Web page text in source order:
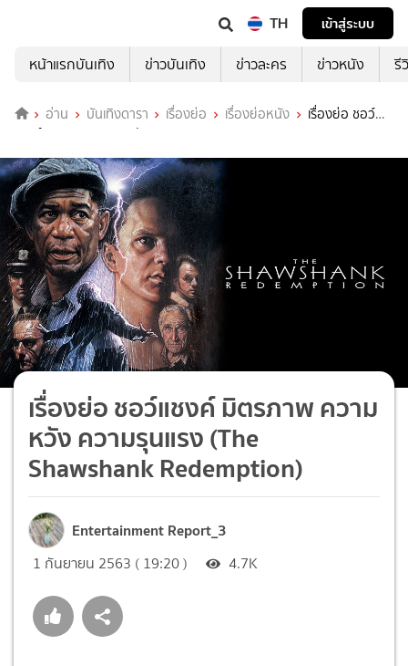
TH
เข้าสู่ระบบ
หน้าแรกบันเทิง
ข่าวบันเทิง ข่าวละคร ข่าวหนัง รี
อ่าน บันเทิงดารา เรื่องย่อ เรื่องย่อหนัง
เรื่องย่อ ชอว์
แชงค์ มิตรภาพ ความหวัง ความรุนแรง (The Shawshank Redemption)
เรื่องย่อ ชอว์แชงค์ มิตรภาพ ความ
หวัง ความรุนแรง (The
Shawshank Redemption)
Entertainment Report_3
1 กันยายน 2563 ( 19:20 ) 4.7K